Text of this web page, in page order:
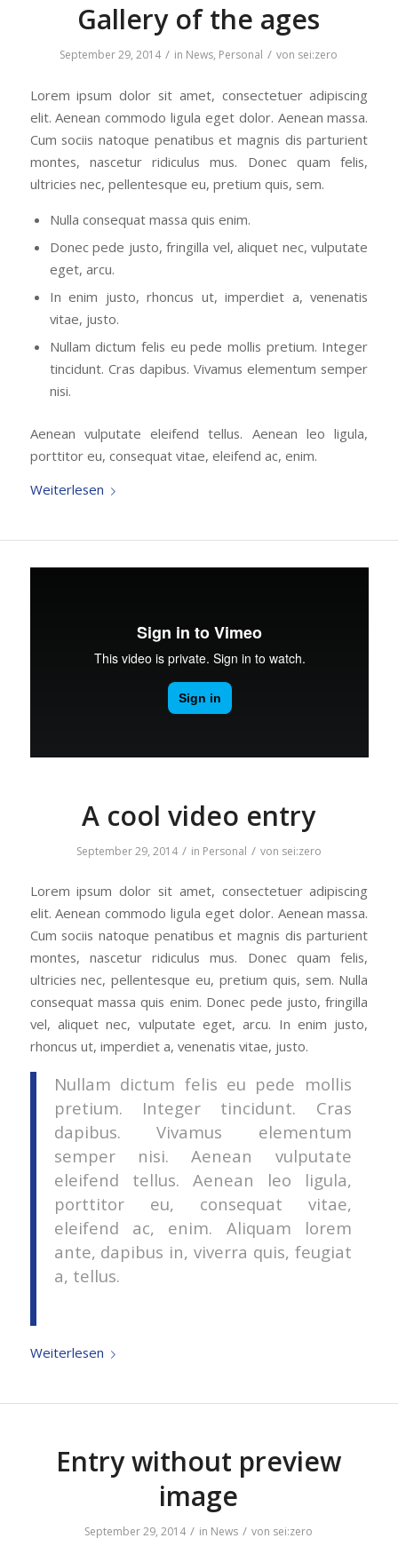
Gallery of the ages
September 29, 2014 / in News, Personal / von sei:zero
Lorem ipsum dolor sit amet, consectetuer adipiscing
elit. Aenean commodo ligula eget dolor. Aenean massa.
Cum sociis natoque penatibus et magnis dis parturient
montes, nascetur ridiculus mus. Donec quam felis,
ultricies nec, pellentesque eu, pretium quis, sem.
Nulla consequat massa quis enim.
Donec pede justo, fringilla vel, aliquet nec, vulputate
eget, arcu.
In enim justo, rhoncus ut, imperdiet a, venenatis
vitae, justo.
Nullam dictum felis eu pede mollis pretium. Integer
tincidunt. Cras dapibus. Vivamus elementum semper
nisi.
Aenean vulputate eleifend tellus. Aenean leo ligula,
porttitor eu, consequat vitae, eleifend ac, enim.
Weiterlesen
A cool video entry
September 29, 2014 / in Personal / von sei:zero
Lorem ipsum dolor sit amet, consectetuer adipiscing
elit. Aenean commodo ligula eget dolor. Aenean massa.
Cum sociis natoque penatibus et magnis dis parturient
montes, nascetur ridiculus mus. Donec quam felis,
ultricies nec, pellentesque eu, pretium quis, sem. Nulla
consequat massa quis enim. Donec pede justo, fringilla
vel, aliquet nec, vulputate eget, arcu. In enim justo,
rhoncus ut, imperdiet a, venenatis vitae, justo.
Nullam dictum felis eu pede mollis
pretium. Integer tincidunt. Cras
dapibus. Vivamus elementum
semper nisi. Aenean vulputate
eleifend tellus. Aenean leo ligula,
porttitor eu, consequat vitae,
eleifend ac, enim. Aliquam lorem
ante, dapibus in, viverra quis, feugiat
a, tellus.
Weiterlesen
Entry without preview
image
September 29, 2014 / in News / von sei:zero